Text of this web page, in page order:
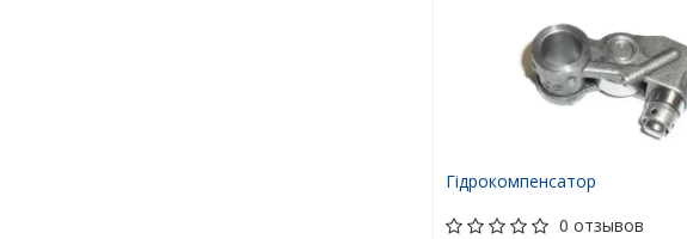
Гідрокомпенсатор
0 отзывов